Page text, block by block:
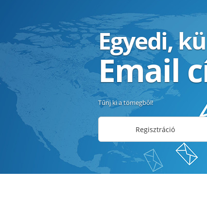
Egyedi,
Email
Tűnj ki a tömegből!
Regisztráció